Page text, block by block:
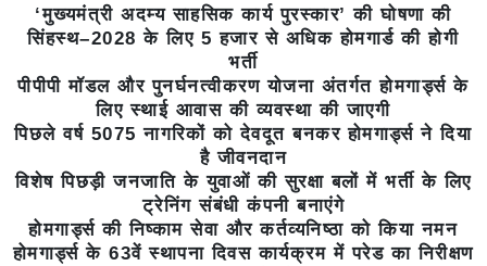
‘मुख्यमंत्री अदम्य साहसिक कार्य पुरस्कार’ की घोषणा की
सिंहस्थ–2028 के लिए 5 हजार से अधिक होमगार्ड की होगी
भर्ती
पीपीपी मॉडल और पुनर्घनत्वीकरण योजना अंतर्गत होमगार्ड्स के
लिए स्थाई आवास की व्यवस्था की जाएगी
पिछले वर्ष 5075 नागरिकों को देवदूत बनकर होमगार्ड्स ने दिया
है जीवनदान
विशेष पिछड़ी जनजाति के युवाओं की सुरक्षा बलों में भर्ती के लिए
ट्रेनिंग संबंधी कंपनी बनाएंगे
होमगार्ड्स की निष्काम सेवा और कर्तव्यनिष्ठा को किया नमन
होमगार्ड्स के 63वें स्थापना दिवस कार्यक्रम में परेड का निरीक्षण